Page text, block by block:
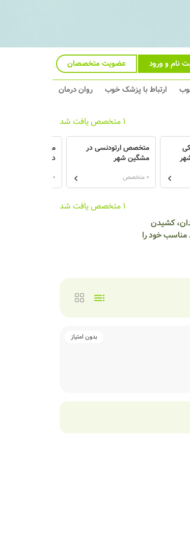
نام و ورود عضویت متخصصان
ارتباط با پزشک خوب روان درمان
1 متخصص یافت شد
متخصص ارتودنسی در
مشگین شهر
0 متخصص
متخصص پروتزهای
در مشگین شهر
0 متخصص
کشیدن
مناسب خود را
1 متخصص یافت شد
بدون امتیاز